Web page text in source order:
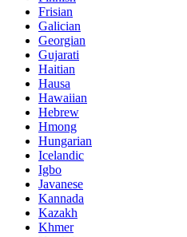
Frisian
Galician
Georgian
Gujarati
Haitian
Hausa
Hawaiian
Hebrew
Hmong
Hungarian
Icelandic
Igbo
Javanese
Kannada
Kazakh
Khmer